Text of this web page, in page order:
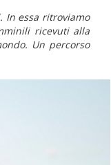
In essa ritroviamo
ricevuti alla
Un percorso